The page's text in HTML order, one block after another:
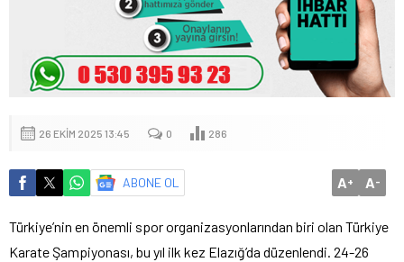
26 EKIM 2025 13:45 0 286
ABONE OL A+ A-
Türkiye’nin en önemli spor organizasyonlarından biri olan Türkiye
Karate Şampiyonası, bu yıl ilk kez Elazığ’da düzenlendi. 24-26